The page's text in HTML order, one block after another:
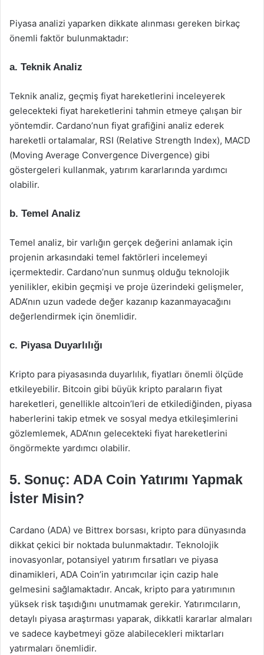
Piyasa analizi yaparken dikkate alınması gereken birkaç
önemli faktör bulunmaktadır:
a. Teknik Analiz
Teknik analiz, geçmiş fiyat hareketlerini inceleyerek
gelecekteki fiyat hareketlerini tahmin etmeye çalışan bir
yöntemdir. Cardano’nun fiyat grafiğini analiz ederek
hareketli ortalamalar, RSI (Relative Strength Index), MACD
(Moving Average Convergence Divergence) gibi
göstergeleri kullanmak, yatırım kararlarında yardımcı
olabilir.
b. Temel Analiz
Temel analiz, bir varlığın gerçek değerini anlamak için
projenin arkasındaki temel faktörleri incelemeyi
içermektedir. Cardano’nun sunmuş olduğu teknolojik
yenilikler, ekibin geçmişi ve proje üzerindeki gelişmeler,
ADA’nın uzun vadede değer kazanıp kazanmayacağını
değerlendirmek için önemlidir.
c. Piyasa Duyarlılığı
Kripto para piyasasında duyarlılık, fiyatları önemli ölçüde
etkileyebilir. Bitcoin gibi büyük kripto paraların fiyat
hareketleri, genellikle altcoin’leri de etkilediğinden, piyasa
haberlerini takip etmek ve sosyal medya etkileşimlerini
gözlemlemek, ADA’nın gelecekteki fiyat hareketlerini
öngörmekte yardımcı olabilir.
5. Sonuç: ADA Coin Yatırımı Yapmak
İster Misin?
Cardano (ADA) ve Bittrex borsası, kripto para dünyasında
dikkat çekici bir noktada bulunmaktadır. Teknolojik
inovasyonlar, potansiyel yatırım fırsatları ve piyasa
dinamikleri, ADA Coin’in yatırımcılar için cazip hale
gelmesini sağlamaktadır. Ancak, kripto para yatırımının
yüksek risk taşıdığını unutmamak gerekir. Yatırımcıların,
detaylı piyasa araştırması yaparak, dikkatli kararlar almaları
ve sadece kaybetmeyi göze alabilecekleri miktarları
yatırmaları önemlidir.